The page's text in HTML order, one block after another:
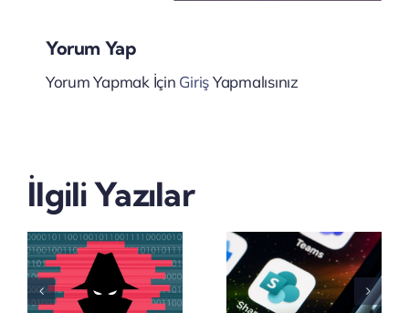
Yorum Yap
Yorum Yapmak İçin GirişYapmalısınız
İlgili Yazılar
SharePoint
2016 ve
SharePoint
Şirketlere
Yapay